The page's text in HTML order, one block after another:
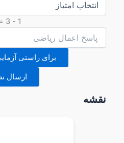
1 - 3 =
برای راستی
ارسال
نقشه